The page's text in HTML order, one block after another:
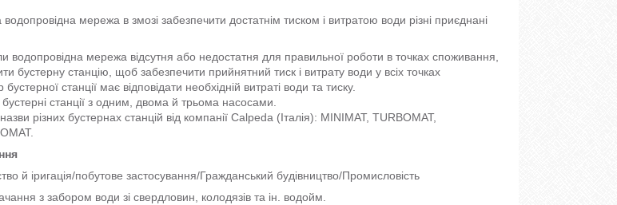
водопровідна мережа в змозі забезпечити достатнім тиском і витратою води різні приєднані
водопровідна мережа відсутня або недостатня для правильної роботи в точках споживання,
бустерну станцію, щоб забезпечити прийнятний тиск і витрату води у всіх точках
станції має відповідати необхідній витраті води та тиску.
бустерні станції з одним, двома й трьома насосами.
різних бустернах станцій від компанії Calpeda (Італія): MINIMAT, TURBOMAT,
й іригація/побутове застосування/Гражданський будівництво/Промисловість
з забором води зі свердловин, колодязів та ін. водойм.